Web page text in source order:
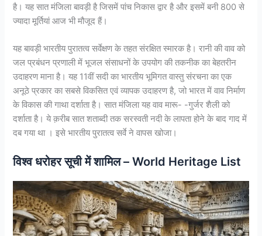
है। यह सात मंजिला बावड़ी है जिसमें पांच निकास द्वार है और इसमें बनी 800 से
ज्यादा मूर्तियां आज भी मौजूद हैं।
यह बावड़ी भारतीय पुरातत्व सर्वेक्षण के तहत संरक्षित स्मारक है। रानी की वाव को
जल प्रबंधन प्रणाली में भूजल संसाधनों के उपयोग की तकनीक का बेहतरीन
उदाहरण माना है। यह 11वीं सदी का भारतीय भूमिगत वास्तु संरचना का एक
अनूठे प्रकार का सबसे विकसित एवं व्यापक उदाहरण है, जो भारत में वाव निर्माण
के विकास की गाथा दर्शाता है। सात मंजिला यह वाव मारू- -गुर्जर शैली को
दर्शाता है। ये क़रीब सात शताब्दी तक सरस्वती नदी के लापता होने के बाद गाद में
दब गया था । इसे भारतीय पुरातत्व सर्वे ने वापस खोजा।
विश्व धरोहर सूची में शामिल – World Heritage List